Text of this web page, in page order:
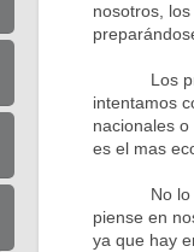
nosotros,
Los
intentamos
nacionales
es el mas
No lo
piense en
ya que hay